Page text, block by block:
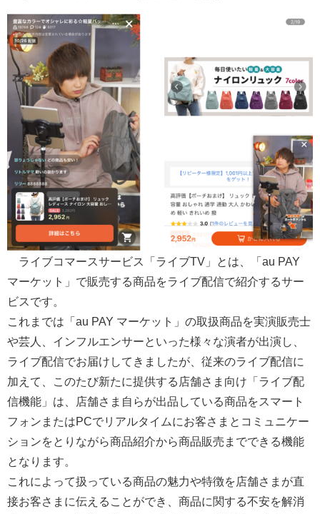
ライブコマースサービス「ライブTV」とは、「au PAY
マーケット」で販売する商品をライブ配信で紹介するサー
ビスです。
これまでは「au PAY マーケット」の取扱商品を実演販売士
や芸人、インフルエンサーといった様々な演者が出演し、
ライブ配信でお届けしてきましたが、従来のライブ配信に
加えて、このたび新たに提供する店舗さま向け「ライブ配
信機能」は、店舗さま自らが出品している商品をスマート
フォンまたはPCでリアルタイムにお客さまとコミュニケー
ションをとりながら商品紹介から商品販売までできる機能
となります。
これによって扱っている商品の魅力や特徴を店舗さまが直
接お客さまに伝えることができ、商品に関する不安を解消